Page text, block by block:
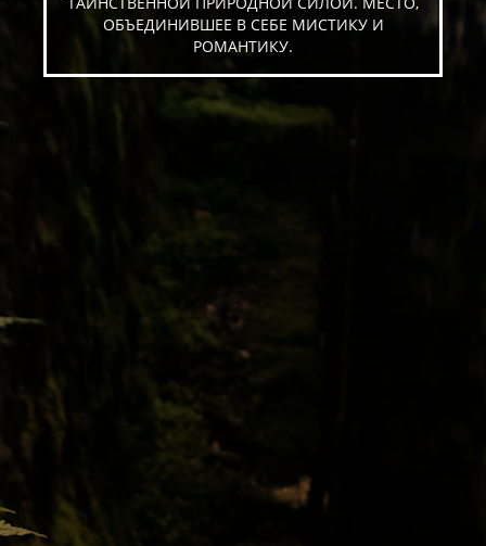
НА ИЕРИКСКУЮ МЕЛЬНИЦУ ЗА
ТАИНСТВЕННОЙ ПРИРОДНОЙ СИЛОЙ. МЕСТО,
ОБЪЕДИНИВШЕЕ В СЕБЕ МИСТИКУ И
РОМАНТИКУ.